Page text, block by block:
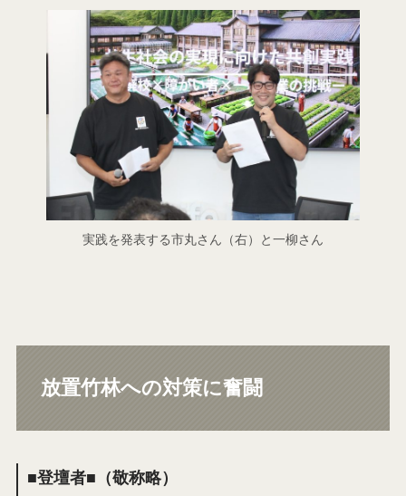
実践を発表する市丸さん（右）と一柳さん
放置竹林への対策に奮闘
■登壇者■（敬称略）